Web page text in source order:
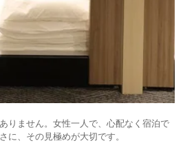
りません。女性一人で、心配なく宿泊で
に、その見極めが大切です。